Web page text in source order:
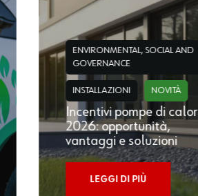
ENVIRONMENTAL, SOCIAL AND
GOVERNANCE
INSTALLAZIONI NOVITÀ
Incentivi pompe di
2026: opportunità,
vantaggi e soluzioni
LEGGI DI PIÙ